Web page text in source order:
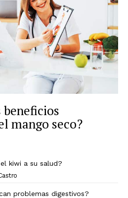
beneficios
mango seco?
kiwi a su salud?
problemas digestivos?